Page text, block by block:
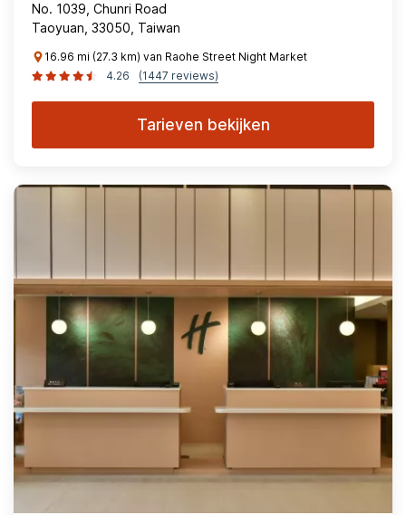
No. 1039, Chunri Road
Taoyuan, 33050, Taiwan
16.96 mi (27.3 km) van Raohe Street Night Market
4.26
(1447 reviews)
Tarieven bekijken